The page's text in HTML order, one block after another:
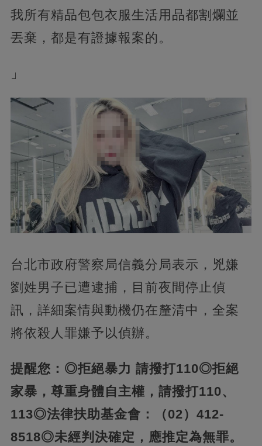
我所有精品包包衣服生活用品都割爛並
丟棄，都是有證據報案的。
」
台北市政府警察局信義分局表示，兇嫌
劉姓男子已遭逮捕，目前夜間停止偵
訊，詳細案情與動機仍在釐清中，全案
將依殺人罪嫌予以偵辦。
提醒您：◎拒絕暴力 請撥打110◎拒絕
家暴，尊重身體自主權，請撥打110、
113◎法律扶助基金會：（02）412-
8518◎未經判決確定，應推定為無罪。